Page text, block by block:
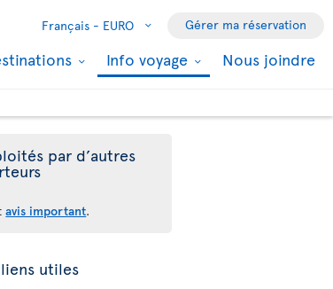
Français - EURO Gérer ma réservation
Info voyage Nous joindre
par d’autres
avis important.
utiles